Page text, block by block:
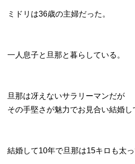
ミドリは36歳の主婦だった。
一人息子と旦那と暮らしている。
旦那は冴えないサラリーマンだが
その手堅さが魅力でお見合い結婚し
結婚して10年で旦那は15キロも太っ